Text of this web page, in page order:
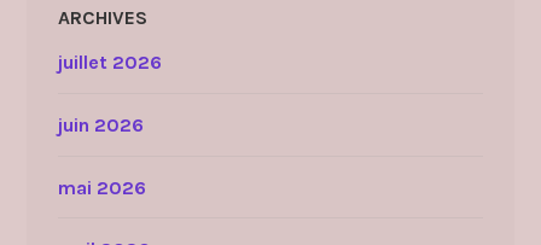
ARCHIVES
juillet 2026
juin 2026
mai 2026